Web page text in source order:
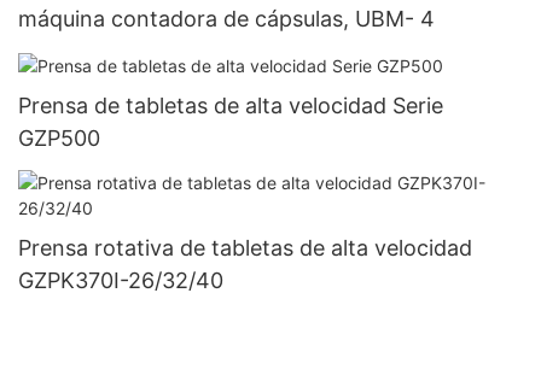
máquina contadora de cápsulas, UBM- 4
Prensa de tabletas de alta velocidad Serie
GZP500
Prensa rotativa de tabletas de alta velocidad
GZPK370I-26/32/40